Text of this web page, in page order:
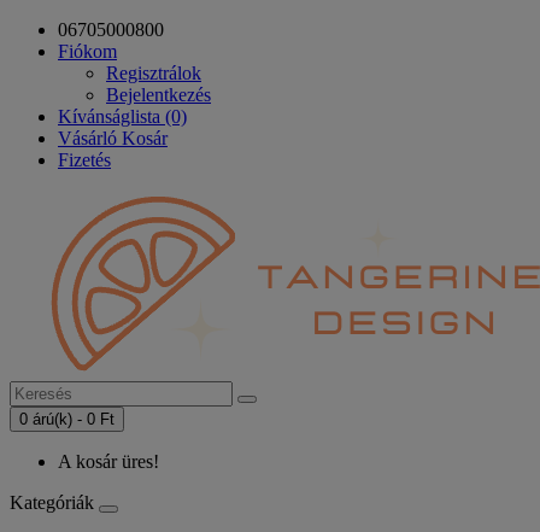
06705000800
Fiókom
Regisztrálok
Bejelentkezés
Kívánságlista (0)
Vásárló Kosár
Fizetés
0 árú(k) - 0 Ft
A kosár üres!
Kategóriák